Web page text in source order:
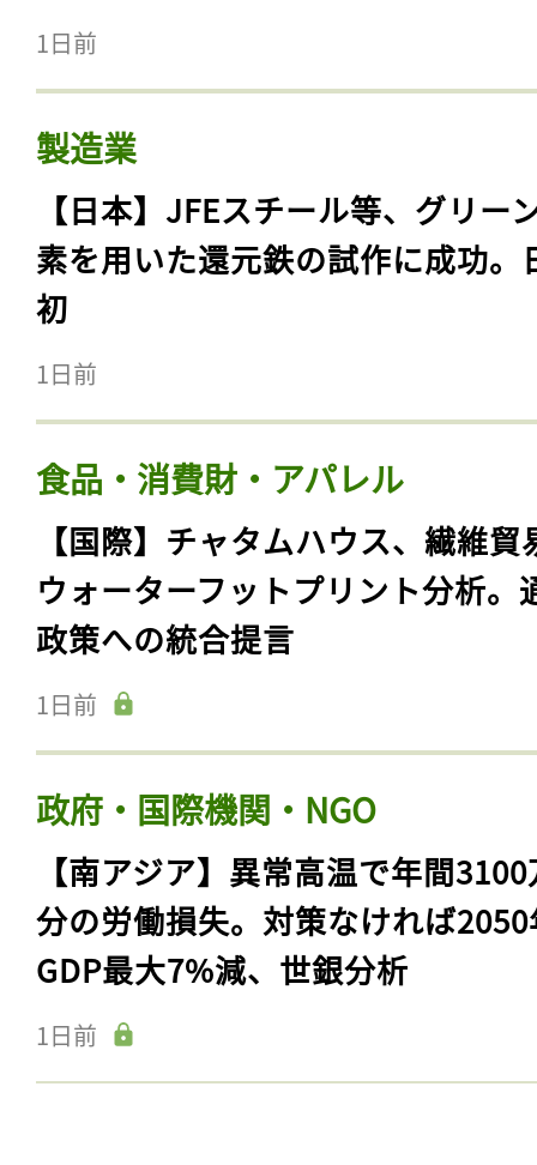
1日前
製造業
【日本】JFEスチール等、グリー
素を用いた還元鉄の試作に成功。
初
1日前
食品・消費財・アパレル
【国際】チャタムハウス、繊維貿
ウォーターフットプリント分析。
政策への統合提言
1日前
政府・国際機関・NGO
【南アジア】異常高温で年間
分の労働損失。対策なければ
GDP最大7%減、世銀分析
1日前